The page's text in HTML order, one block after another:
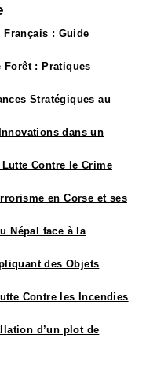
Français : Guide
Forêt : Pratiques
Stratégiques au
dans un
Contre le Crime
en Corse et ses
Népal face à la
des Objets
Contre les Incendies
d’un plot de